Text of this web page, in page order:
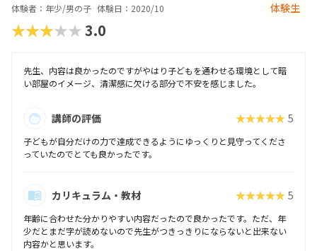
体験者：年少/男の子 体験日：2020/10 体験生
★★★★★3.0
先生、内容は良かったのですがやはり子どもを通わせる環境として暗
い部屋のイメージ、清潔感に欠ける部分で不安を感じました。
講師の評価 ★★★★★ 5
子どもが自分だけの力で達成できるようにゆっくりと見守ってくださ
っていたのでとても良かったです。
カリキュラム・教材 ★★★★★ 5
年齢に合わせた分かりやすい内容だったので良かったです。ただ、年
少だとまだ字が読めないので先生がつきっきりにならないと出来ない
内容かと思います。